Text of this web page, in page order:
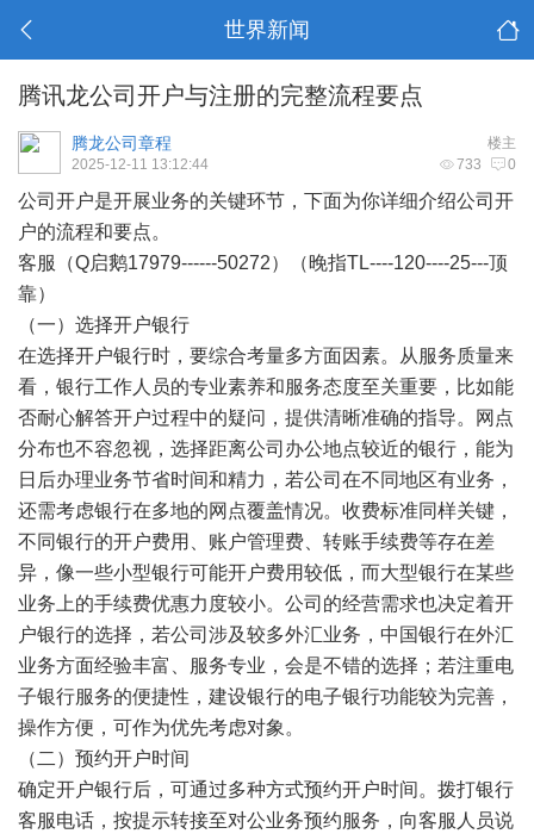
世界新闻
腾讯龙公司开户与注册的完整流程要点
楼主
腾龙公司章程
733 0
2025-12-11 13:12:44
公司开户是开展业务的关键环节，下面为你详细介绍公司开
户的流程和要点。
客服（Q启鹅17979------50272）（晚指TL----120----25---顶
靠）
（一）选择开户银行
在选择开户银行时，要综合考量多方面因素。从服务质量来
看，银行工作人员的专业素养和服务态度至关重要，比如能
否耐心解答开户过程中的疑问，提供清晰准确的指导。网点
分布也不容忽视，选择距离公司办公地点较近的银行，能为
日后办理业务节省时间和精力，若公司在不同地区有业务，
还需考虑银行在多地的网点覆盖情况。收费标准同样关键，
不同银行的开户费用、账户管理费、转账手续费等存在差
异，像一些小型银行可能开户费用较低，而大型银行在某些
业务上的手续费优惠力度较小。公司的经营需求也决定着开
户银行的选择，若公司涉及较多外汇业务，中国银行在外汇
业务方面经验丰富、服务专业，会是不错的选择；若注重电
子银行服务的便捷性，建设银行的电子银行功能较为完善，
操作方便，可作为优先考虑对象。
（二）预约开户时间
确定开户银行后，可通过多种方式预约开户时间。拨打银行
客服电话，按提示转接至对公业务预约服务，向客服人员说